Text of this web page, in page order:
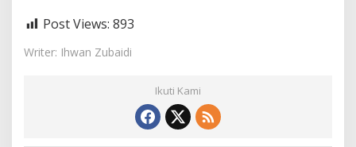
Post Views: 893
Writer: Ihwan Zubaidi
Ikuti Kami